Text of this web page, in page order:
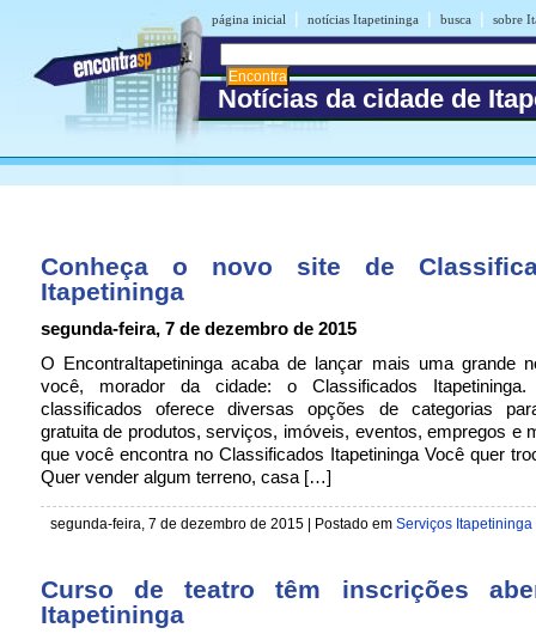
página inicial | notícias Itapetininga | busca | sobre
Notícias da cidade de
Conheça o novo site de
Itapetininga
segunda-feira, 7 de dezembro de 2015
O EncontraItapetininga acaba de lançar mais uma grande
você, morador da cidade: o Classificados
classificados oferece diversas opções de categorias
gratuita de produtos, serviços, imóveis, eventos, empregos e
que você encontra no Classificados Itapetininga Você quer
Quer vender algum terreno, casa […]
segunda-feira, 7 de dezembro de 2015 | Postado em Serviços Itapetininga
Curso de teatro têm inscrições
Itapetininga